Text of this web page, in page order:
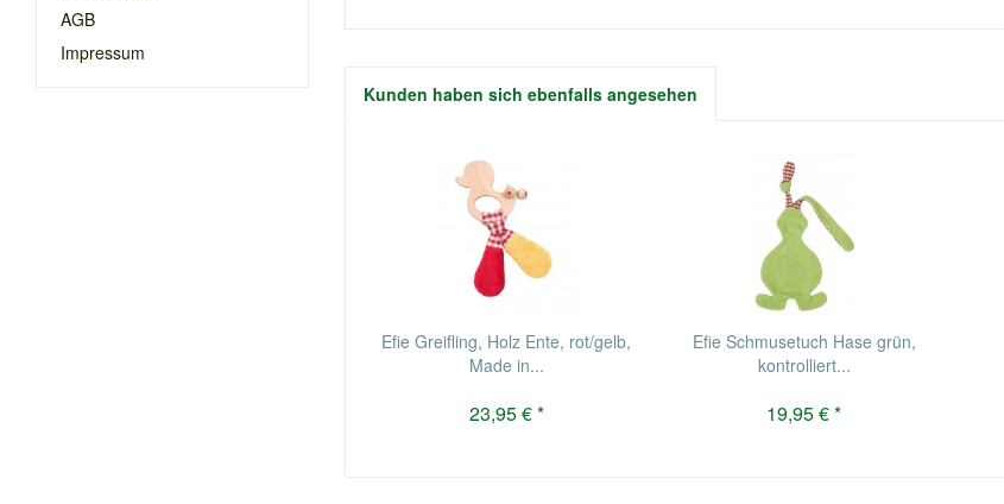
AGB
Impressum
Kunden haben sich ebenfalls angesehen
Efie Greifling, Holz Ente, rot/gelb,
Made in...
23,95 € *
Efie Schmusetuch Hase grün,
kontrolliert...
19,95 € *